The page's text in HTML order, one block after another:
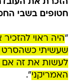
חטופים בשבי
"היה ראוי
שעשיתי כשהסרט
לעשות את זה אם
האמריקני".